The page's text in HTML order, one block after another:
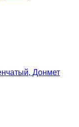
Донмет